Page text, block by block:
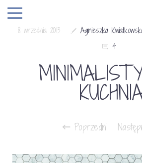
8 września 2013 Agnieszka
4
Poprzedni